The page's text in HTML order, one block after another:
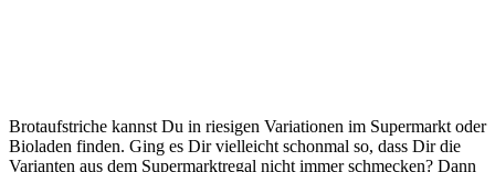
Brotaufstriche kannst Du in riesigen Variationen im Supermarkt oder
Bioladen finden. Ging es Dir vielleicht schonmal so, dass Dir die
Varianten aus dem Supermarktregal nicht immer schmecken? Dann